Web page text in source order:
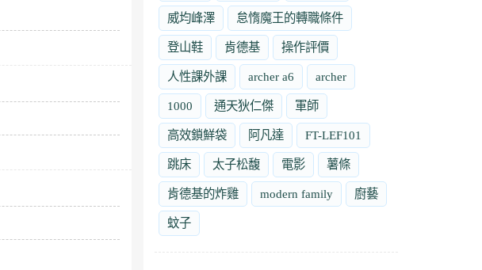
威均峰澤 怠惰魔王的轉職條件
登山鞋 肯德基 操作評價
人性課外課 archer a6 archer
1000 通天狄仁傑 軍師
高效鎖鮮袋 阿凡達 FT-LEF101
跳床 太子松馥 電影 薯條
肯德基的炸雞 modern family 廚藝
蚊子